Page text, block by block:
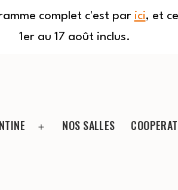
complet c'est par ici, et
1er au 17 août inclus.
NOS SALLES